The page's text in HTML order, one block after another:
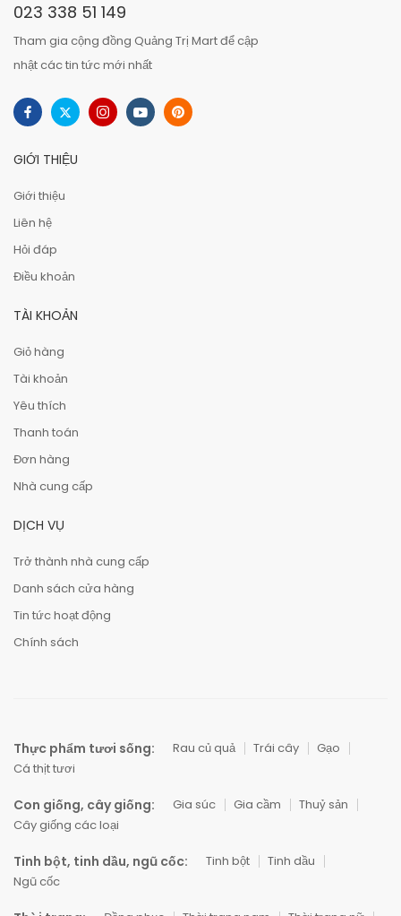
023 338 51 149
Tham gia cộng đồng Quảng Trị Mart để cập
nhật các tin tức mới nhất
GIỚI THIỆU
Giới thiệu
Liên hệ
Hỏi đáp
Điều khoản
TÀI KHOẢN
Giỏ hàng
Tài khoản
Yêu thích
Thanh toán
Đơn hàng
Nhà cung cấp
DỊCH VỤ
Trở thành nhà cung cấp
Danh sách cửa hàng
Tin tức hoạt động
Chính sách
Thực phẩm tươi sống: Rau củ quả Trái cây
Gạo
Cá thịt tươi
Con giống, cây giống: Gia súc Gia cầm
Thuỷ sản
Cây giống các loại
Tinh bột, tinh dầu, ngũ cốc: Tinh bột
Tinh dầu
Ngũ cốc